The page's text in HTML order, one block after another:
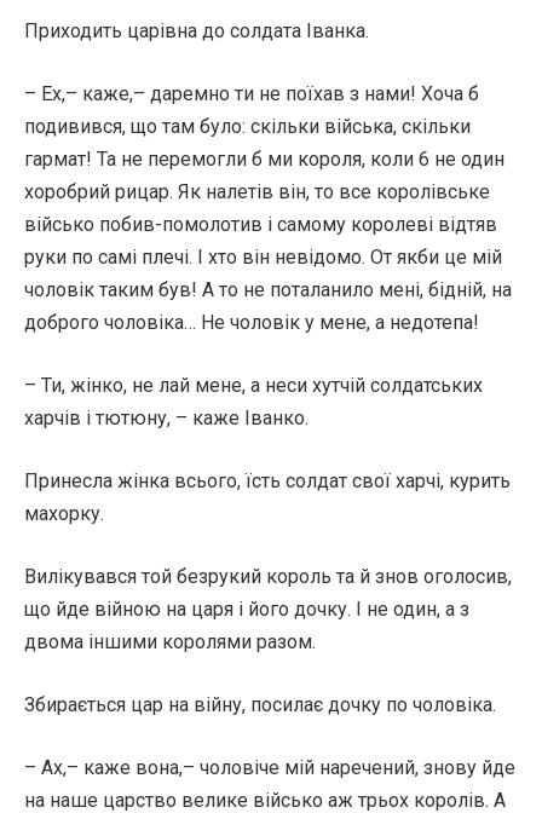
Приходить царівна до солдата Іванка.
– Ех,– каже,– даремно ти не поїхав з нами! Хоча б
подивився, що там було: скільки війська, скільки
гармат! Та не перемогли б ми короля, коли 6 не один
хоробрий рицар. Як налетів він, то все королівське
військо побив-помолотив і самому королеві відтяв
руки по самі плечі. І хто він невідомо. От якби це мій
чоловік таким був! А то не поталанило мені, бідній, на
доброго чоловіка… Не чоловік у мене, а недотепа!
– Ти, жінко, не лай мене, а неси хутчій солдатських
харчів і тютюну, – каже Іванко.
Принесла жінка всього, їсть солдат свої харчі, курить
махорку.
Вилікувався той безрукий король та й знов оголосив,
що йде війною на царя і його дочку. І не один, а з
двома іншими королями разом.
Збирається цар на війну, посилає дочку по чоловіка.
– Ах,– каже вона,– чоловіче мій наречений, знову йде
на наше царство велике військо аж трьох королів. А